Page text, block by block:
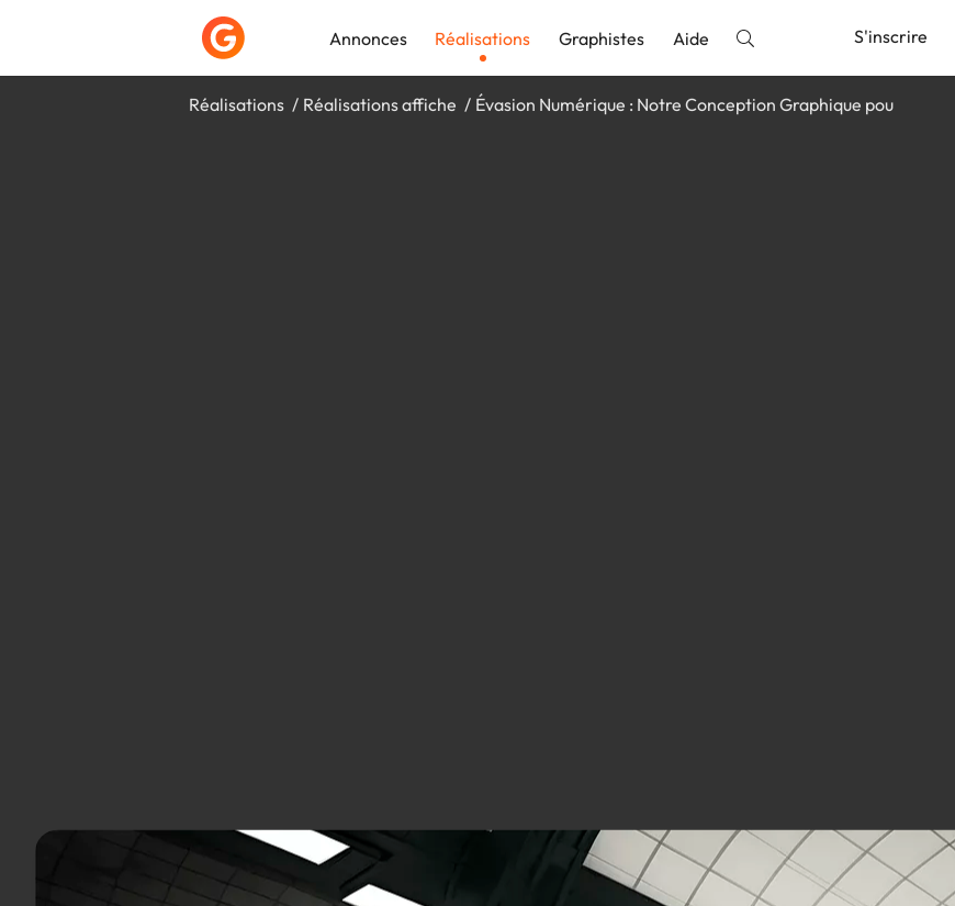
Annonces Réalisations Graphistes Aide S'inscrire
Réalisations Réalisations affiche Évasion Numérique : Notre Conception Graphique pou